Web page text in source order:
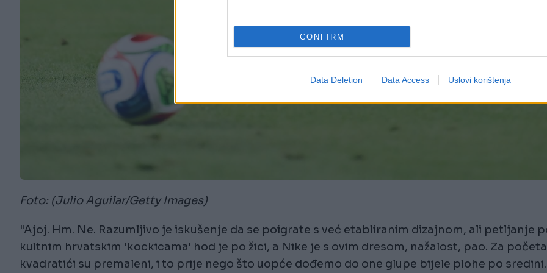
CONFIRM
Data Deletion Data Access Uslovi korištenja
Foto: (Julio Aguilar/Getty Images)
"Ajoj. Hm. Ne. Razumljivo je iskušenje da se poigrate s već etabliranim dizajnom, ali petljanje
kultnim hrvatskim 'kockicama' hod je po žici, a Nike je s ovim dresom, nažalost, pao. Za
kvadratići su premaleni, i to prije nego što uopće dođemo do one glupe bijele plohe po sredini.